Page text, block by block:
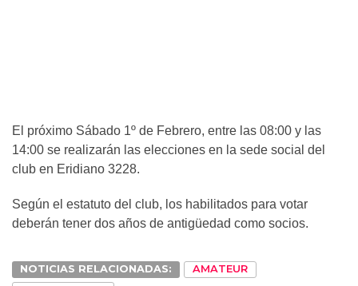
El próximo Sábado 1º de Febrero, entre las 08:00 y las
14:00 se realizarán las elecciones en la sede social del
club en Eridiano 3228.
Según el estatuto del club, los habilitados para votar
deberán tener dos años de antigüedad como socios.
NOTICIAS RELACIONADAS:
AMATEUR